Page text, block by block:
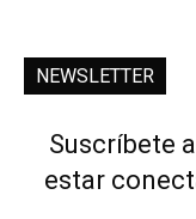
NEWSLETTER
Suscríbete
estar